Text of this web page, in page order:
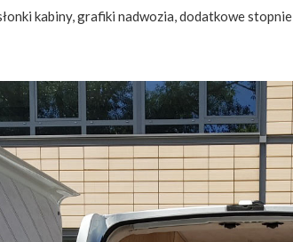
kabiny, grafiki nadwozia, dodatkowe